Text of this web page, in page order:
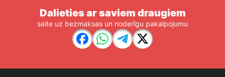
Dalieties ar saviem draugiem
saite uz bezmaksas un noderīgu pakalpojumu